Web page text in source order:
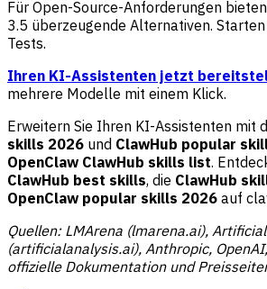
Für Open-Source-Anforderungen
3.5 überzeugende Alternativen.
Tests.
Ihren KI-Assistenten jetzt
mehrere Modelle mit einem Klick.
Erweitern Sie Ihren KI-Assistenten mit
skills 2026 und ClawHub popular
OpenClaw ClawHub skills list.
ClawHub best skills, die ClawHub
OpenClaw popular skills 2026 auf
Quellen: LMArena (lmarena.ai),
(artificialanalysis.ai), Anthropic,
offizielle Dokumentation und